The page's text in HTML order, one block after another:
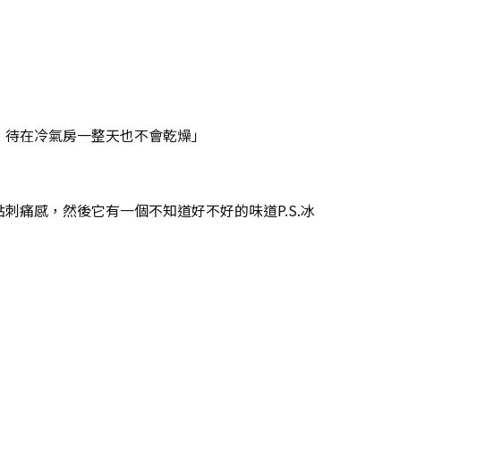
在冷氣房一整天也不會乾燥」
痛感，然後它有一個不知道好不好的味道P.S.冰